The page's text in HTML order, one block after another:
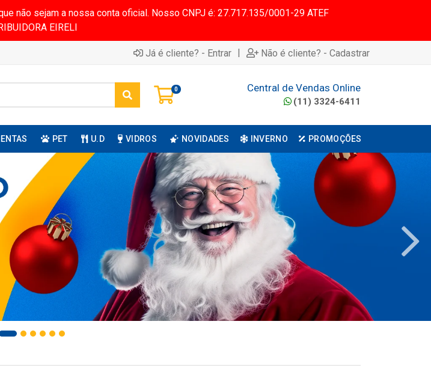
não sejam a nossa conta oficial. Nosso CNPJ é: 27.717.135/0001-29 ATEF
EIRELI
Já é cliente? - Entrar | Não é cliente? - Cadastrar
0 Central de Vendas Online
(11) 3324-6411
PET U.D VIDROS NOVIDADES INVERNO PROMOÇÕES